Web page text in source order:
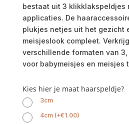
bestaat uit 3 klikklakspeldjes
applicaties. De
plukjes netjes uit het gezicht
meisjeslook compleet.
verschillende formaten van
voor babymeisjes en meisjes
Kies hier je maat haarspeldje?
3cm
4cm (+€1.00)